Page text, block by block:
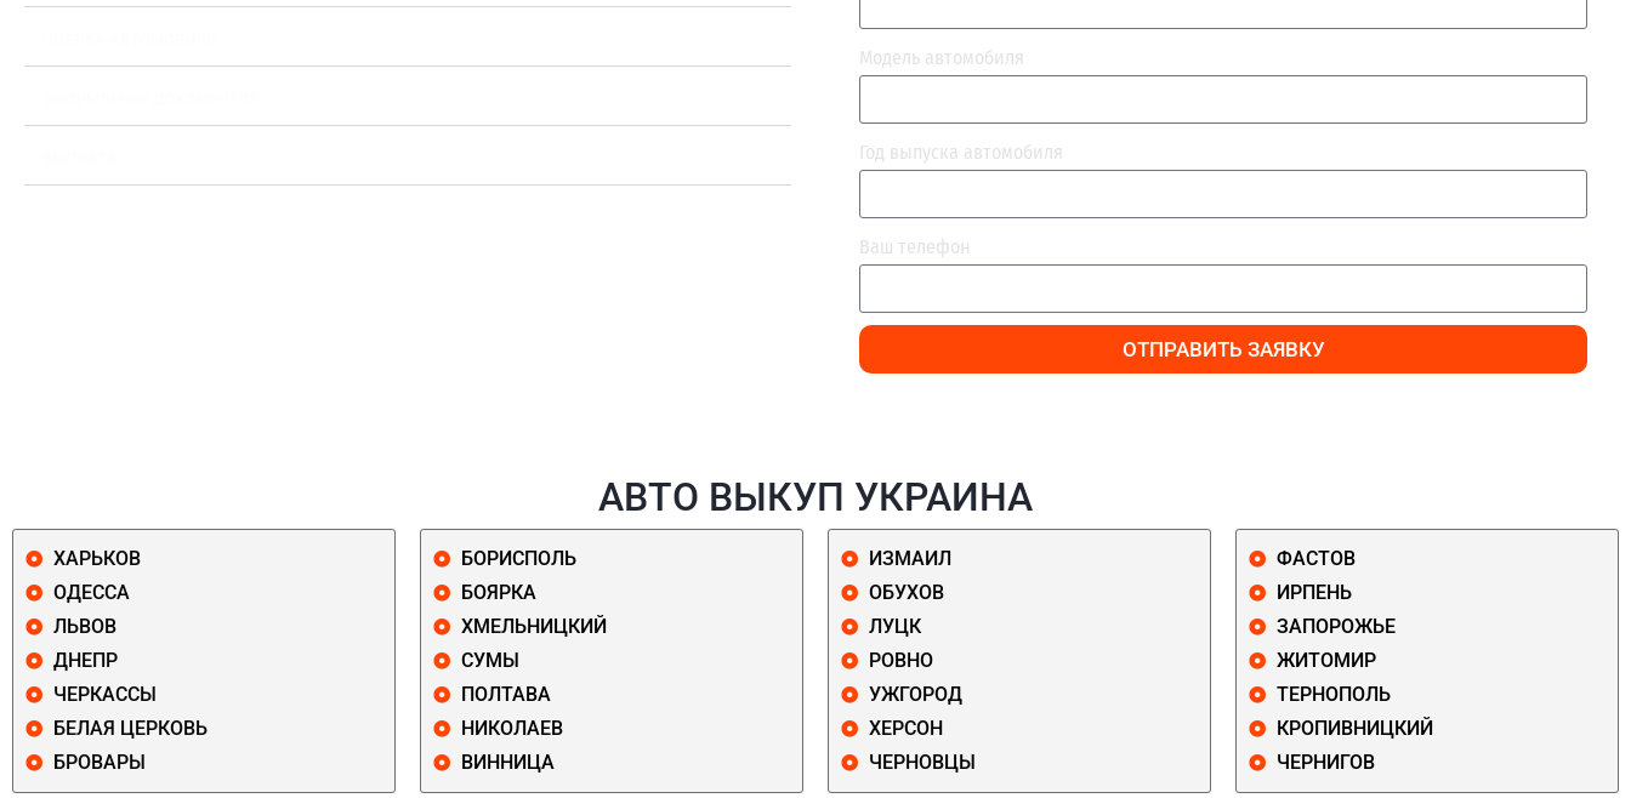
Модель автомобиля
Год выпуска автомобиля
Ваш телефон
ОТПРАВИТЬ ЗАЯВКУ
АВТО ВЫКУП УКРАИНА
ХАРЬКОВ
ОДЕССА
ЛЬВОВ
ДНЕПР
ЧЕРКАССЫ
БЕЛАЯ ЦЕРКОВЬ
БРОВАРЫ
БОРИСПОЛЬ
БОЯРКА
ХМЕЛЬНИЦКИЙ
СУМЫ
ПОЛТАВА
НИКОЛАЕВ
ВИННИЦА
ИЗМАИЛ
ОБУХОВ
ЛУЦК
РОВНО
УЖГОРОД
ХЕРСОН
ЧЕРНОВЦЫ
ФАСТОВ
ИРПЕНЬ
ЗАПОРОЖЬЕ
ЖИТОМИР
ТЕРНОПОЛЬ
КРОПИВНИЦКИЙ
ЧЕРНИГОВ